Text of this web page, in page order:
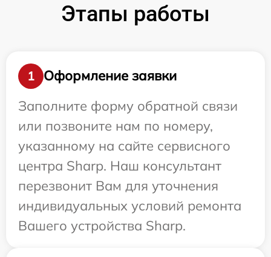
Этапы работы
1
Оформление заявки
Заполните форму обратной связи
или позвоните нам по номеру,
указанному на сайте сервисного
центра Sharp. Наш консультант
перезвонит Вам для уточнения
индивидуальных условий ремонта
Вашего устройства Sharp.